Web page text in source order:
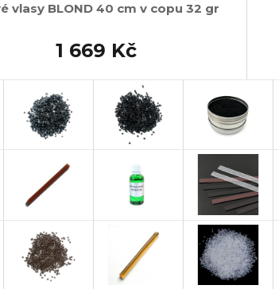
vlasy BLOND 40 cm v copu 32 gr
1 669 Kč